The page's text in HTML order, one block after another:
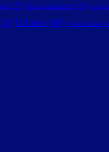
(25) Kaiserslautern (19) kochen
Urlaub (40)